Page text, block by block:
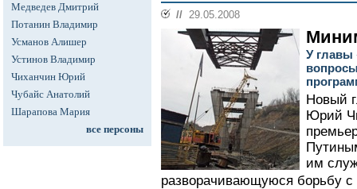
Медведев Дмитрий
Потанин Владимир
Усманов Алишер
Устинов Владимир
Чиханчин Юрий
Чубайс Анатолий
Шарапова Мария
все персоны
// 29.05.2008
У главы
Новый
Юрий
им
разворачивающуюся борьбу с